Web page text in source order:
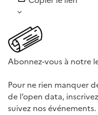
Abonnez-vous à notre
Pour ne rien manquer
de l’open data,
suivez nos événements.